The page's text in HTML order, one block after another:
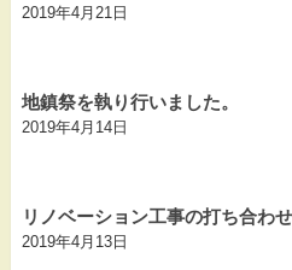
2019年4月21日
地鎮祭を執り行いました。
2019年4月14日
リノベーション工事の打ち合わ
2019年4月13日